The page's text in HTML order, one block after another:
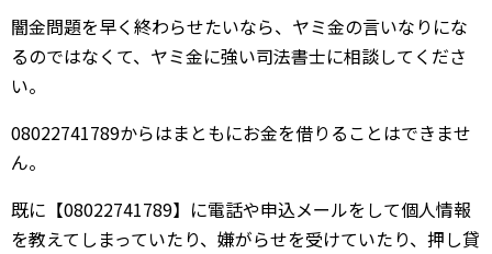
闇金問題を早く終わらせたいなら、ヤミ金の言いなりにな
るのではなくて、ヤミ金に強い司法書士に相談してくださ
い。
08022741789からはまともにお金を借りることはできませ
ん。
既に【08022741789】に電話や申込メールをして個人情報
を教えてしまっていたり、嫌がらせを受けていたり、押し貸